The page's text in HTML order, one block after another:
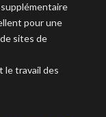
pour une
sites de
le travail des